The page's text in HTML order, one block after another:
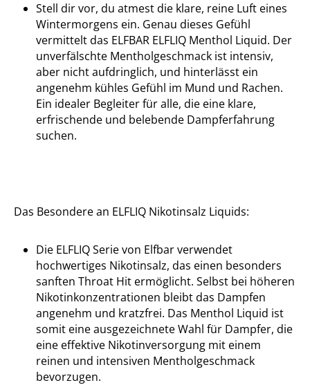
Stell dir vor, du atmest die klare, reine Luft eines
Wintermorgens ein. Genau dieses Gefühl
vermittelt das ELFBAR ELFLIQ Menthol Liquid. Der
unverfälschte Mentholgeschmack ist intensiv,
aber nicht aufdringlich, und hinterlässt ein
angenehm kühles Gefühl im Mund und Rachen.
Ein idealer Begleiter für alle, die eine klare,
erfrischende und belebende Dampferfahrung
suchen.
Das Besondere an ELFLIQ Nikotinsalz Liquids:
Die ELFLIQ Serie von Elfbar verwendet
hochwertiges Nikotinsalz, das einen besonders
sanften Throat Hit ermöglicht. Selbst bei höheren
Nikotinkonzentrationen bleibt das Dampfen
angenehm und kratzfrei. Das Menthol Liquid ist
somit eine ausgezeichnete Wahl für Dampfer, die
eine effektive Nikotinversorgung mit einem
reinen und intensiven Mentholgeschmack
bevorzugen.